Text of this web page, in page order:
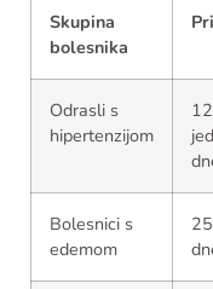
Skupina
bolesnika
Odrasli s
hipertenzijom
Bolesnici s
edemom